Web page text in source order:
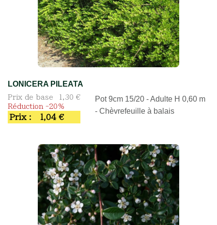
LONICERA PILEATA
Prix de base
1,30 €
Réduction -20%
Prix : 1,04 €
Pot 9cm 15/20 - Adulte H 0,60 m
- Chèvrefeuille à balais